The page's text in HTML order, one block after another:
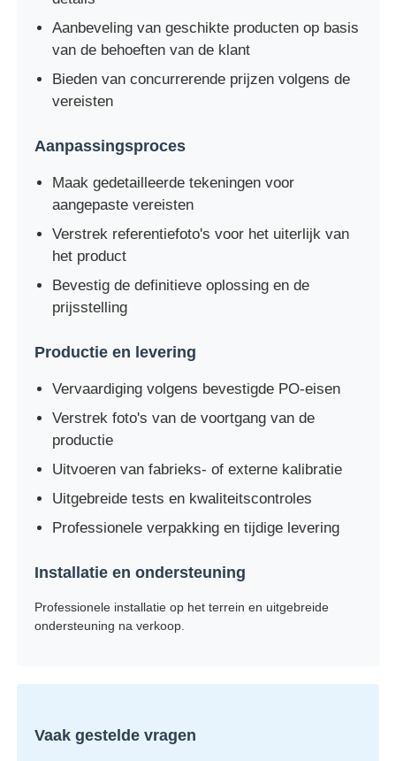
Aanbeveling van geschikte producten op basis
van de behoeften van de klant
Bieden van concurrerende prijzen volgens de
vereisten
Aanpassingsproces
Maak gedetailleerde tekeningen voor
aangepaste vereisten
Verstrek referentiefoto's voor het uiterlijk van
het product
Bevestig de definitieve oplossing en de
prijsstelling
Productie en levering
Vervaardiging volgens bevestigde PO-eisen
Verstrek foto's van de voortgang van de
productie
Uitvoeren van fabrieks- of externe kalibratie
Uitgebreide tests en kwaliteitscontroles
Professionele verpakking en tijdige levering
Installatie en ondersteuning
Professionele installatie op het terrein en uitgebreide
ondersteuning na verkoop.
Vaak gestelde vragen